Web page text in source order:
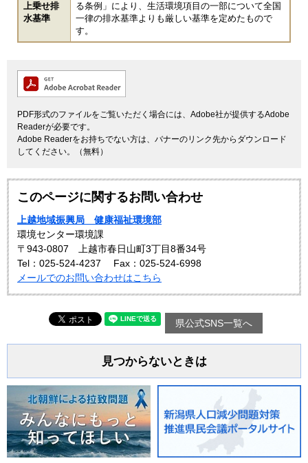
上乗せ排
水基準
る条例」により、生活環境項目の一部について全国
一律の排水基準よりも厳しい基準を定めたもので
す。
PDF形式のファイルをご覧いただく場合には、Adobe社が提供するAdobe
Readerが必要です。
Adobe Readerをお持ちでない方は、バナーのリンク先からダウンロード
してください。（無料）
このページに関するお問い合わせ
上越地域振興局 健康福祉環境部
環境センター環境課
〒943-0807 上越市春日山町3丁目8番34号
Tel：025-524-4237
Fax：025-524-6998
メールでのお問い合わせはこちら
県公式SNS一覧へ
見つからないときは